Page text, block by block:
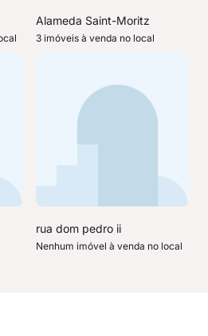
Alameda Saint-Moritz
3 imóveis à venda no local
rua dom pedro ii
Nenhum imóvel à venda no local